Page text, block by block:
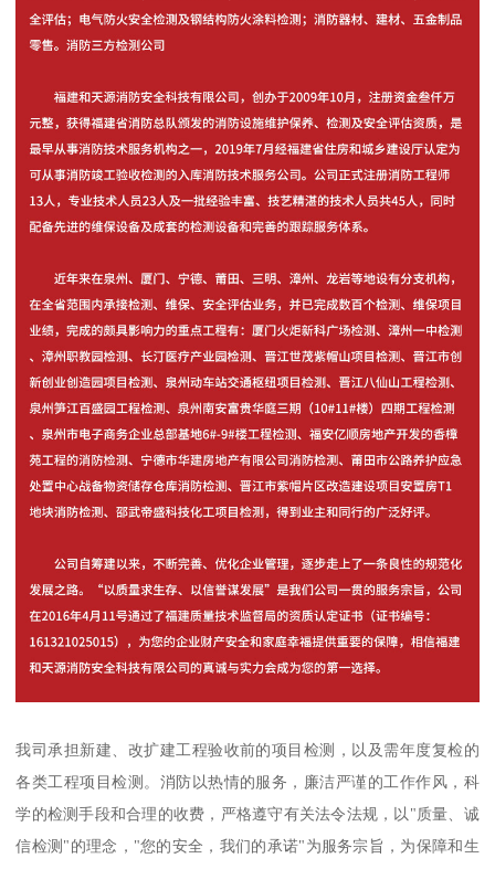
我司承担新建、改扩建工程验收前的项目检测，以及需年度复检的
各类工程项目检测。消防以热情的服务，廉洁严谨的工作作风，科
学的检测手段和合理的收费，严格遵守有关法令法规，以"质量、诚
信检测"的理念，"您的安全，我们的承诺"为服务宗旨，为保障和生